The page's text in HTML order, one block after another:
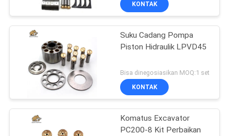
KONTAK
Suku Cadang Pompa
Piston Hidraulik LPVD45
Bisa dinegosiasikan MOQ:1 set
KONTAK
Komatus Excavator
PC200-8 Kit Perbaikan